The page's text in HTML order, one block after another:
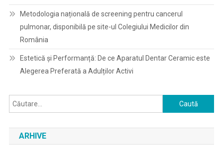
Metodologia națională de screening pentru cancerul
pulmonar, disponibilă pe site-ul Colegiului Medicilor din
România
Estetică și Performanță: De ce Aparatul Dentar Ceramic este
Alegerea Preferată a Adulților Activi
Caută
după:
ARHIVE